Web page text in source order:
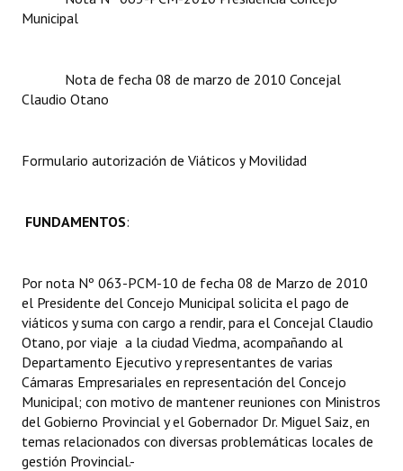
Organigrama
Informes de Gestión
Dictámenes Asesoría Letrada
Informes de Unidad Coordinadora
Ejecución Presupuestaria
Actas de Audiencias Públicas
NORMATIVA
Comunicaciones
Municipal
Nota de fecha 08 de marzo de 2010 Concejal
Claudio Otano
Formulario autorización de Viáticos y Movilidad
FUNDAMENTOS:
Por nota Nº 063-PCM-10 de fecha 08 de Marzo de 2010
el Presidente del Concejo Municipal solicita el pago de
viáticos y suma con cargo a rendir, para el Concejal Claudio
Otano, por viaje a la ciudad Viedma, acompañando al
Departamento Ejecutivo y representantes de varias
Cámaras Empresariales en representación del Concejo
Municipal; con motivo de mantener reuniones con Ministros
del Gobierno Provincial y el Gobernador Dr. Miguel Saiz, en
temas relacionados con diversas problemáticas locales de
gestión Provincial.-